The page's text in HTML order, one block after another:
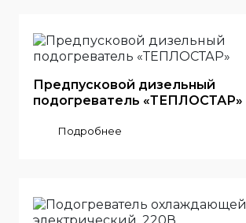
Предпусковой дизельный
подогреватель «ТЕПЛОСТАР»
Подробнее